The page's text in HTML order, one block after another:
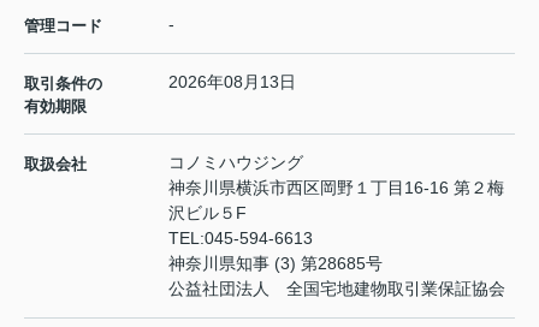
管理コード -
取引条件の
有効期限
2026年08月13日
取扱会社
コノミハウジング
神奈川県横浜市西区岡野１丁目16-16 第２梅
沢ビル５F
TEL:045-594-6613
神奈川県知事 (3) 第28685号
公益社団法人 全国宅地建物取引業保証協会